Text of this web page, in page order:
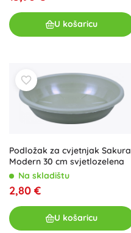
U košaricu
Podložak za cvjetnjak Sakura
Modern 30 cm svjetlozelena
Na skladištu
2,80 €
U košaricu